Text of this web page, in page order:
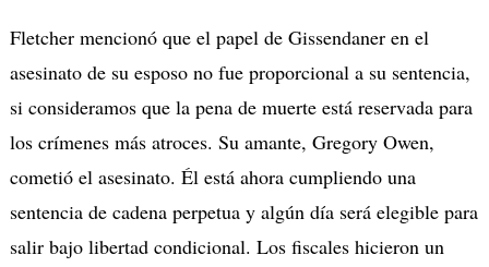
Fletcher mencionó que el papel de Gissendaner en el
asesinato de su esposo no fue proporcional a su sentencia,
si consideramos que la pena de muerte está reservada para
los crímenes más atroces. Su amante, Gregory Owen,
cometió el asesinato. Él está ahora cumpliendo una
sentencia de cadena perpetua y algún día será elegible para
salir bajo libertad condicional. Los fiscales hicieron un